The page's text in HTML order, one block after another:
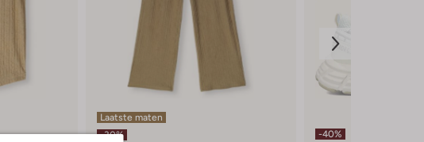
Laatste maten
-30%
-40%